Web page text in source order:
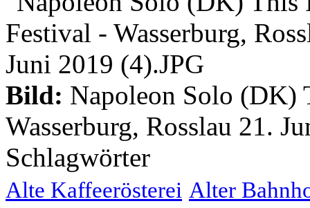
Bild: Napoleon Solo (DK)
Wasserburg, Rosslau 21.
Schlagwörter
Alte Kaffeerösterei Alter